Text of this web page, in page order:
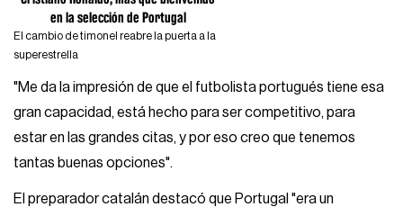
en la selección de Portugal
El cambio de timonel reabre la puerta a la
superestrella
"Me da la impresión de que el futbolista portugués tiene esa
gran capacidad, está hecho para ser competitivo, para
estar en las grandes citas, y por eso creo que tenemos
tantas buenas opciones".
El preparador catalán destacó que Portugal "era un